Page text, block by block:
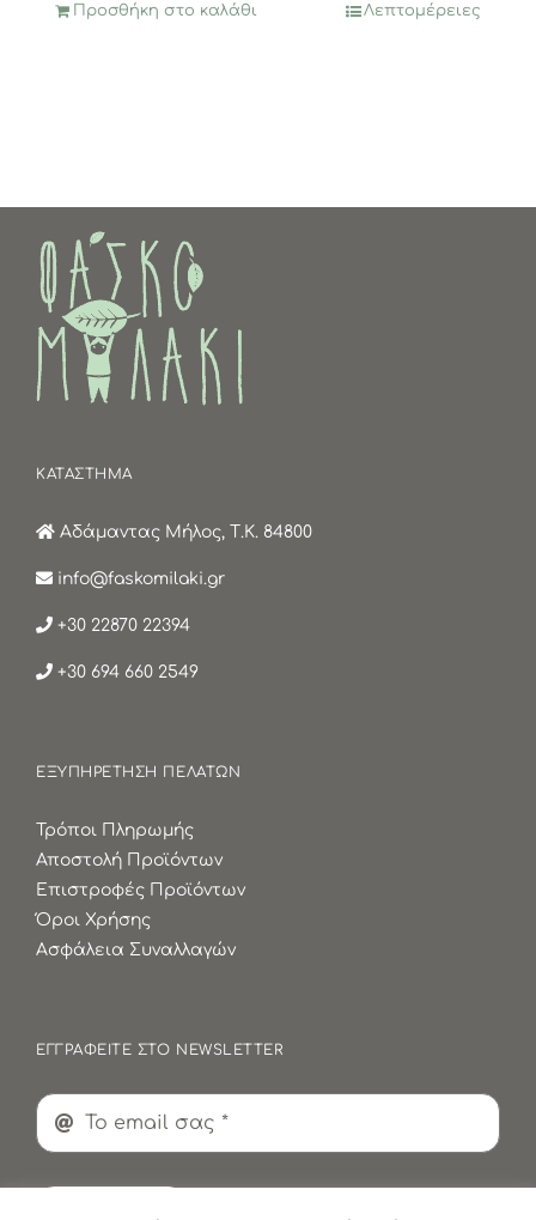
Προσθήκη στο καλάθι Λεπτομέρειες
ΚΑΤΑΣΤΗΜΑ
Αδάμαντας Μήλος, Τ.Κ. 84800
info@faskomilaki.gr
+30 22870 22394
+30 694 660 2549
ΕΞΥΠΗΡΕΤΗΣΗ ΠΕΛΑΤΩΝ
Τρόποι Πληρωμής
Αποστολή Προϊόντων
Επιστροφές Προϊόντων
Όροι Χρήσης
Ασφάλεια Συναλλαγών
ΕΓΓΡΑΦΕΙΤΕ ΣΤΟ NEWSLETTER